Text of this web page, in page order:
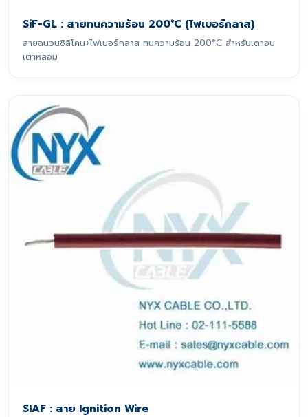
SiF-GL : สายทนความร้อน 200°C (ไฟเบอร์กลาส)
สายฉนวนซิลิโคน+ไฟเบอร์กลาส ทนความร้อน 200°C สำหรับเตาอบ
เตาหลอม
SIAF : สาย Ignition Wire